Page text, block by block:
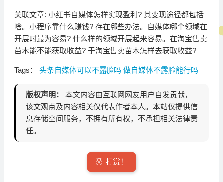
关联文章: 小红书自媒体怎样实现盈利? 其变现途径都包括
啥。小程序靠什么赚钱? 存在哪些办法。自媒体哪个领域在
开展时最为容易? 什么样的领域开展起来容易。在淘宝售卖
苗木能不能获取收益? 于淘宝售卖苗木怎样去获取收益?
Tags： 头条自媒体可以不露脸吗 做自媒体不露脸能行吗
版权声明：
本文内容由互联网网友用户自发贡献，
该文观点及内容相关仅代表作者本人。本站仅提供信
息存储空间服务，不拥有所有权，不承担相关法律责
任。
打赏！